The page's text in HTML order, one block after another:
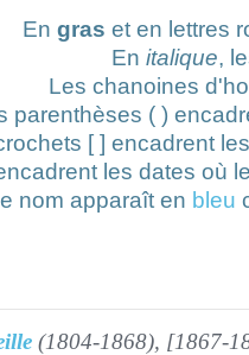
En gras et en lettres
En italique,
Les chanoines
parenthèses ( )
[ ] encadrent
les dates où
nom apparaît en bleu
(1804-1868), [1867-